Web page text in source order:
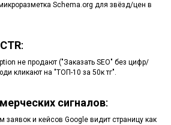
микроразметка Schema.org для звёзд/цен в
:
не продают ("Заказать SEO" без цифр/
кликают на "ТОП-10 за 50к тг".
сигналов:
заявок и кейсов Google видит страницу как